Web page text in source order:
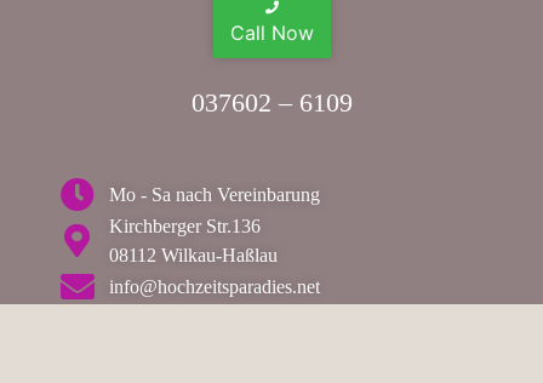
Call Now
037602 – 6109
Mo - Sa nach Vereinbarung
Kirchberger Str.136
08112 Wilkau-Haßlau
info@hochzeitsparadies.net